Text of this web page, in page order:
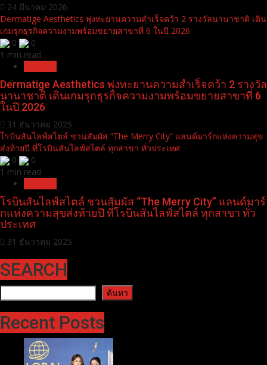
24 มีนาคม 2026
Dermatige Aesthetics พุ่งทะยานความสำเร็จคว้า 2 รางวัลนานาชาติ เดิน
เกมรุกธุรกิจความงามพร้อมขยายสาขาที่ 6 ในปี 2026
0
0
1 min read
Dermatige Aesthetics พุ่งทะยานความสำเร็จคว้า 2 รางวัล
นานาชาติ เดินเกมรุกธุรกิจความงามพร้อมขยายสาขาที่ 6
ในปี 2026
31 ธันวาคม 2025
โรบินสันไลฟ์สไตล์ ชวนสัมผัส “The Merry City” แลนด์มาร์กแห่งความสุข
ส่งท้ายปี ที่โรบินสันไลฟ์สไตล์ ทุกสาขา ทั่วประเทศ
0
0
1 min read
โรบินสันไลฟ์สไตล์ ชวนสัมผัส “The Merry City” แลนด์มาร์
กแห่งความสุขส่งท้ายปี ที่โรบินสันไลฟ์สไตล์ ทุกสาขา ทั่ว
ประเทศ
31 ธันวาคม 2025
SEARCH
ค้นหา ค้นหา
Recent Posts